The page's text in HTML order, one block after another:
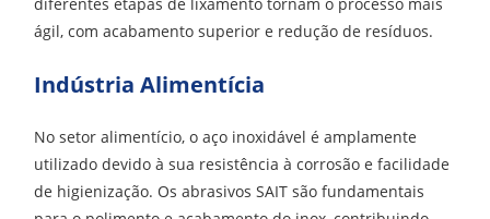
diferentes etapas de lixamento tornam o processo mais
ágil, com acabamento superior e redução de resíduos.
Indústria Alimentícia
No setor alimentício, o aço inoxidável é amplamente
utilizado devido à sua resistência à corrosão e facilidade
de higienização. Os abrasivos SAIT são fundamentais